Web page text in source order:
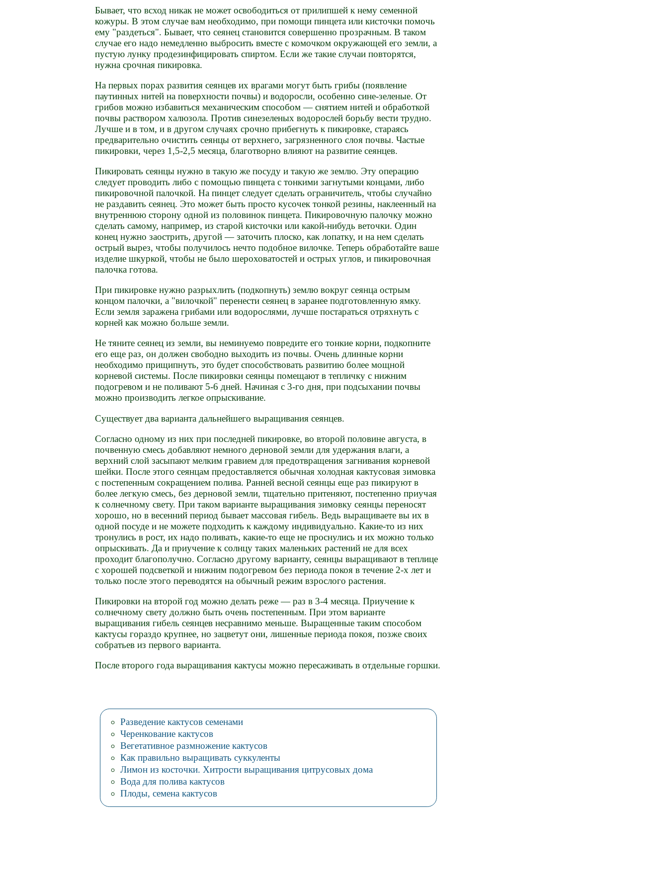
Бывает, что всход никак не может освободиться от прилипшей к нему семенной
кожуры. В этом случае вам необходимо, при помощи пинцета или кисточки помочь
ему "раздеться". Бывает, что сеянец становится совершенно прозрачным. В таком
случае его надо немедленно выбросить вместе с комочком окружающей его земли, а
пустую лунку продезинфицировать спиртом. Если же такие случаи повторятся,
нужна срочная пикировка.
На первых порах развития сеянцев их врагами могут быть грибы (появление
паутинных нитей на поверхности почвы) и водоросли, особенно сине-зеленые. От
грибов можно избавиться механическим способом — снятием нитей и обработкой
почвы раствором халюзола. Против синезеленых водорослей борьбу вести трудно.
Лучше и в том, и в другом случаях срочно прибегнуть к пикировке, стараясь
предварительно очистить сеянцы от верхнего, загрязненного слоя почвы. Частые
пикировки, через 1,5-2,5 месяца, благотворно влияют на развитие сеянцев.
Пикировать сеянцы нужно в такую же посуду и такую же землю. Эту операцию
следует проводить либо с помощью пинцета с тонкими загнутыми концами, либо
пикировочной палочкой. На пинцет следует сделать ограничитель, чтобы случайно
не раздавить сеянец. Это может быть просто кусочек тонкой резины, наклеенный на
внутреннюю сторону одной из половинок пинцета. Пикировочную палочку можно
сделать самому, например, из старой кисточки или какой-нибудь веточки. Один
конец нужно заострить, другой — заточить плоско, как лопатку, и на нем сделать
острый вырез, чтобы получилось нечто подобное вилочке. Теперь обработайте ваше
изделие шкуркой, чтобы не было шероховатостей и острых углов, и пикировочная
палочка готова.
При пикировке нужно разрыхлить (подкопнуть) землю вокруг сеянца острым
концом палочки, а "вилочкой" перенести сеянец в заранее подготовленную ямку.
Если земля заражена грибами или водорослями, лучше постараться отряхнуть с
корней как можно больше земли.
Не тяните сеянец из земли, вы неминуемо повредите его тонкие корни, подкопните
его еще раз, он должен свободно выходить из почвы. Очень длинные корни
необходимо прищипнуть, это будет способствовать развитию более мощной
корневой системы. После пикировки сеянцы помещают в тепличку с нижним
подогревом и не поливают 5-6 дней. Начиная с 3-го дня, при подсыхании почвы
можно производить легкое опрыскивание.
Существует два варианта дальнейшего выращивания сеянцев.
Согласно одному из них при последней пикировке, во второй половине августа, в
почвенную смесь добавляют немного дерновой земли для удержания влаги, а
верхний слой засыпают мелким гравием для предотвращения загнивания корневой
шейки. После этого сеянцам предоставляется обычная холодная кактусовая зимовка
с постепенным сокращением полива. Ранней весной сеянцы еще раз пикируют в
более легкую смесь, без дерновой земли, тщательно притеняют, постепенно приучая
к солнечному свету. При таком варианте выращивания зимовку сеянцы переносят
хорошо, но в весенний период бывает массовая гибель. Ведь выращиваете вы их в
одной посуде и не можете подходить к каждому индивидуально. Какие-то из них
тронулись в рост, их надо поливать, какие-то еще не проснулись и их можно только
опрыскивать. Да и приучение к солнцу таких маленьких растений не для всех
проходит благополучно. Согласно другому варианту, сеянцы выращивают в теплице
с хорошей подсветкой и нижним подогревом без периода покоя в течение 2-х лет и
только после этого переводятся на обычный режим взрослого растения.
Пикировки на второй год можно делать реже — раз в 3-4 месяца. Приучение к
солнечному свету должно быть очень постепенным. При этом варианте
выращивания гибель сеянцев несравнимо меньше. Выращенные таким способом
кактусы гораздо крупнее, но зацветут они, лишенные периода покоя, позже своих
собратьев из первого варианта.
После второго года выращивания кактусы можно пересаживать в отдельные горшки.
Разведение кактусов семенами
Черенкование кактусов
Вегетативное размножение кактусов
Как правильно выращивать суккуленты
Лимон из косточки. Хитрости выращивания цитрусовых дома
Вода для полива кактусов
Плоды, семена кактусов